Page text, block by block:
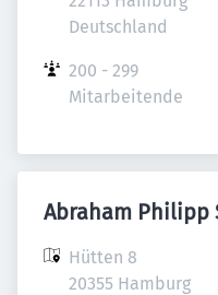
Deutschland
200 - 299
Mitarbeitende
Abraham
Hütten 8
20355 Hamburg